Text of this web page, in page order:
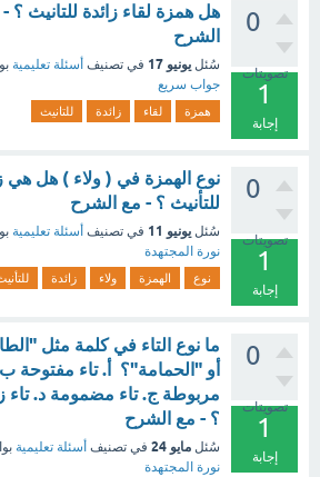
0
تصويتات
1
إجابة
هل همزة لقاء زائدة للتانيث ؟
الشرح
سُئل يونيو 17 في تصنيف أسئلة تعليمية
جواب سريع
همزة لقاء زائدة للتانيث
0
تصويتات
1
إجابة
نوع الهمزة في ( ولاء ) هل هي
للتأنيث ؟ - مع الشرح
سُئل يونيو 11 في تصنيف أسئلة تعليمية
نورة المجتهدة
نوع الهمزة ولاء زائدة
0
تصويتات
1
إجابة
ما نوع التاء في كلمة مثل
أو "الحمامة"؟ أ. تاء مفتوحة
مربوطة ج. تاء مضمومة د. تاء
؟ - مع الشرح
سُئل مايو 24 في تصنيف أسئلة تعليمية
نورة المجتهدة